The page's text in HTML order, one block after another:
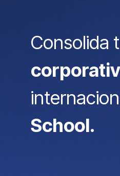
Consolida
School.